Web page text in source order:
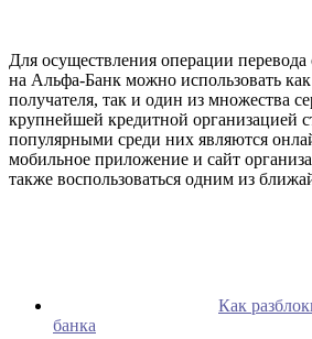
Для осуществления операции перевода
на Альфа-Банк можно использовать
получателя, так и один из множества
крупнейшей кредитной организацией
популярными среди них являются
мобильное приложение и сайт
также воспользоваться одним из
Как
банка